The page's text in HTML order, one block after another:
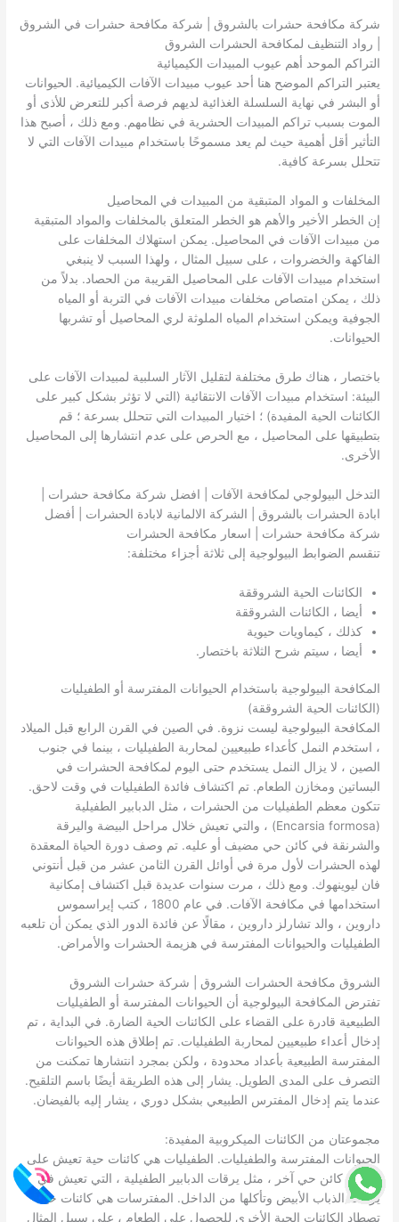
شركة مكافحة حشرات بالشروق | شركة مكافحة حشرات في الشروق
| رواد التنظيف لمكافحة الحشرات الشروق
التراكم الموحد أهم عيوب المبيدات الكيميائية
يعتبر التراكم الموضح هنا أحد عيوب مبيدات الآفات الكيميائية. الحيوانات
أو البشر في نهاية السلسلة الغذائية لديهم فرصة أكبر للتعرض للأذى أو
الموت بسبب تراكم المبيدات الحشرية في نظامهم. ومع ذلك ، أصبح هذا
التأثير أقل أهمية حيث لم يعد مسموحًا باستخدام مبيدات الآفات التي لا
تتحلل بسرعة كافية.
المخلفات و المواد المتبقية من المبيدات في المحاصيل
إن الخطر الأخير والأهم هو الخطر المتعلق بالمخلفات والمواد المتبقية
من مبيدات الآفات في المحاصيل. يمكن استهلاك المخلفات على
الفاكهة والخضروات ، على سبيل المثال ، ولهذا السبب لا ينبغي
استخدام مبيدات الآفات على المحاصيل القريبة من الحصاد. بدلاً من
ذلك ، يمكن امتصاص مخلفات مبيدات الآفات في التربة أو المياه
الجوفية ويمكن استخدام المياه الملوثة لري المحاصيل أو تشربها
الحيوانات.
باختصار ، هناك طرق مختلفة لتقليل الآثار السلبية لمبيدات الآفات على
البيئة: استخدام مبيدات الآفات الانتقائية (التي لا تؤثر بشكل كبير على
الكائنات الحية المفيدة) ؛ اختيار المبيدات التي تتحلل بسرعة ؛ قم
بتطبيقها على المحاصيل ، مع الحرص على عدم انتشارها إلى المحاصيل
الأخرى.
التدخل البيولوجي لمكافحة الآفات | افضل شركة مكافحة حشرات |
ابادة الحشرات بالشروق | الشركة الالمانية لابادة الحشرات | أفضل
شركة مكافحة حشرات | اسعار مكافحة الحشرات
تنقسم الضوابط البيولوجية إلى ثلاثة أجزاء مختلفة:
الكائنات الحية الشروققة
أيضا ، الكائنات الشروققة
كذلك ، كيماويات حيوية
أيضا ، سيتم شرح الثلاثة باختصار.
المكافحة البيولوجية باستخدام الحيوانات المفترسة أو الطفيليات
(الكائنات الحية الشروققة)
المكافحة البيولوجية ليست نزوة. في الصين في القرن الرابع قبل الميلاد
، استخدم النمل كأعداء طبيعيين لمحاربة الطفيليات ، بينما في جنوب
الصين ، لا يزال النمل يستخدم حتى اليوم لمكافحة الحشرات في
البساتين ومخازن الطعام. تم اكتشاف فائدة الطفيليات في وقت لاحق.
تتكون معظم الطفيليات من الحشرات ، مثل الدبابير الطفيلية
(Encarsia formosa) ، والتي تعيش خلال مراحل البيضة واليرقة
والشرنقة في كائن حي مضيف أو عليه. تم وصف دورة الحياة المعقدة
لهذه الحشرات لأول مرة في أوائل القرن الثامن عشر من قبل أنتوني
فان ليوينهوك. ومع ذلك ، مرت سنوات عديدة قبل اكتشاف إمكانية
استخدامها في مكافحة الآفات. في عام 1800 ، كتب إيراسموس
داروين ، والد تشارلز داروين ، مقالًا عن فائدة الدور الذي يمكن أن تلعبه
الطفيليات والحيوانات المفترسة في هزيمة الحشرات والأمراض.
الشروق مكافحة الحشرات الشروق | شركة حشرات الشروق
تفترض المكافحة البيولوجية أن الحيوانات المفترسة أو الطفيليات
الطبيعية قادرة على القضاء على الكائنات الحية الضارة. في البداية ، تم
إدخال أعداء طبيعيين لمحاربة الطفيليات. تم إطلاق هذه الحيوانات
المفترسة الطبيعية بأعداد محدودة ، ولكن بمجرد انتشارها تمكنت من
التصرف على المدى الطويل. يشار إلى هذه الطريقة أيضًا باسم التلقيح.
عندما يتم إدخال المفترس الطبيعي بشكل دوري ، يشار إليه بالفيضان.
مجموعتان من الكائنات الميكروبية المفيدة:
الحيوانات المفترسة والطفيليات. الطفيليات هي كائنات حية تعيش على
حساب كائن حي آخر ، مثل يرقات الدبابير الطفيلية ، التي تعيش في
يرقات الذباب الأبيض وتأكلها من الداخل. المفترسات هي كائنات حية
تصطاد الكائنات الحية الأخرى للحصول على الطعام ، على سبيل المثال